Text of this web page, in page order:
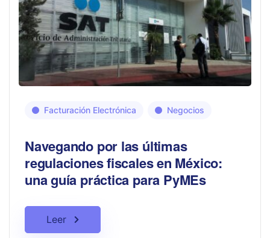
Facturación Electrónica Negocios
Navegando por las últimas
regulaciones fiscales en México:
una guía práctica para PyMEs
Leer